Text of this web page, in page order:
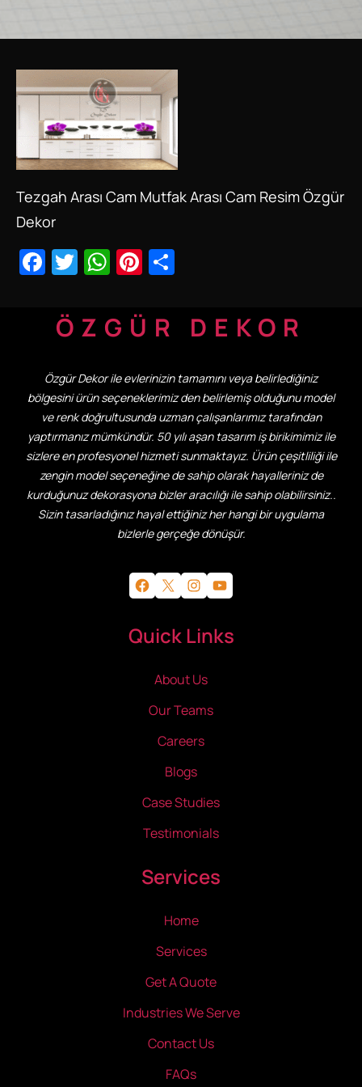
Tezgah Arası Cam Mutfak Arası Cam Resim Özgür
Dekor
Facebook
Twitter
WhatsApp
Pinterest
ÖZGÜR DEKOR
Özgür Dekor ile evlerinizin tamamını veya belirlediğiniz
bölgesini ürün seçeneklerimiz den belirlemiş olduğunu model
ve renk doğrultusunda uzman çalışanlarımız tarafından
yaptırmanız mümkündür. 50 yılı aşan tasarım iş birikimimiz ile
sizlere en profesyonel hizmeti sunmaktayız. Ürün çeşitliliği ile
zengin model seçeneğine de sahip olarak hayalleriniz de
kurduğunuz dekorasyona bizler aracılığı ile sahip olabilirsiniz..
Sizin tasarladığınız hayal ettiğiniz her hangi bir uygulama
bizlerle gerçeğe dönüşür.
Facebook X Instagram YouTube
Quick Links
About Us
Our Teams
Careers
Blogs
Case Studies
Testimonials
Services
Home
Services
Get A Quote
Industries We Serve
Contact Us
FAQs